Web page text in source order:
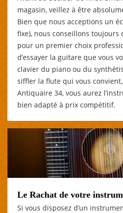
magasin, veillez à être
Bien que nous acceptions un
fixe), nous conseillons
pour un premier choix
d’essayer la guitare que vous
clavier du piano ou du
siffler la flute qui vous convient,
Antiquaire 34, vous aurez
bien adapté à prix compétitif.
Le Rachat de votre
Si vous disposez d’un